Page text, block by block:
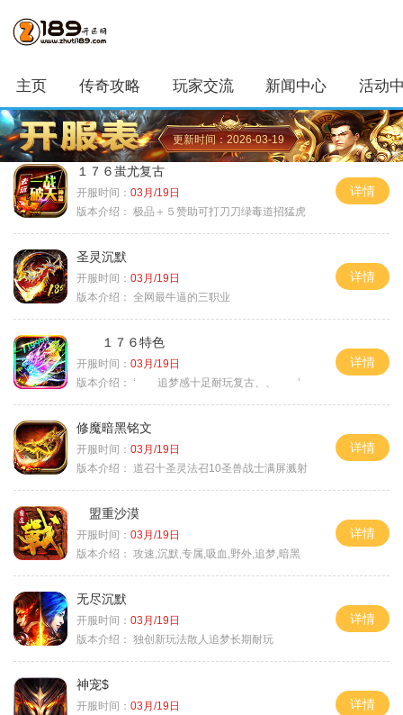
主页 传奇攻略 玩家交流 新闻中心 活动
更新时间：2026-03-19
１７６蚩尤复古
开服时间： 03月/19日
版本介绍： 极品＋５赞助可打刀刀绿毒道招猛虎
详情
圣灵沉默
开服时间： 03月/19日
版本介绍： 全网最牛逼的三职业
详情
１７６特色
开服时间： 03月/19日
版本介绍： ‘ 追梦感十足耐玩复古、、 ’
详情
修魔暗黑铭文
开服时间： 03月/19日
版本介绍： 道召十圣灵法召10圣兽战士满屏溅射
详情
盟重沙漠
开服时间： 03月/19日
版本介绍： 攻速,沉默,专属,吸血,野外,追梦,暗黑
详情
无尽沉默
开服时间： 03月/19日
版本介绍： 独创新玩法散人追梦长期耐玩
详情
神宠$
开服时间： 03月/19日
详情